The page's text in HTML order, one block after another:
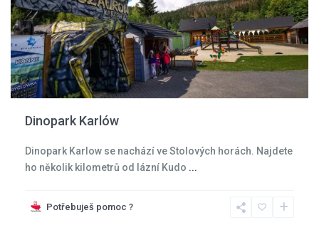
Dinopark Karlów
Dinopark Karlow se nachází ve Stolových horách. Najdete
ho několik kilometrů od lázní Kudo ...
Potřebuješ pomoc ?
Kudowa